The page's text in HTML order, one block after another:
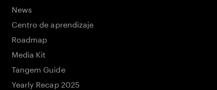
News
Centro de aprendizaje
Roadmap
Media Kit
Tangem Guide
Yearly Recap 2025